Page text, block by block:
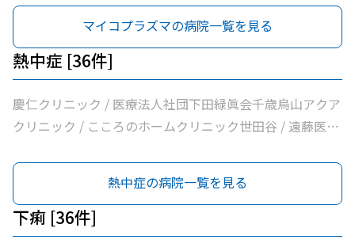
清孝会田村クリニック / 香川内科クリニック / 大賀内科ク
リニック / 上祖師谷かたらいクリニック / 医療法人社団親
樹会恵泉クリニック / ちとせ台内科クリニック
千歳烏山駅前いたがき内科クリニック内科・消化器内科・
内視鏡内科・肛門内科 / 世田谷調布大友内科リウマチ科千
歳烏山院 / 烏山クリニック / 医療法人社団はなまる会烏山
はなクリニック / 医療法人社団下田緑眞会世田谷北部クリ
ニック / 医療法人社団親樹会恵泉第二クリニック / 烏山慶
友整形外科・内科総合クリニック / 医療法人社団広田内科
ク / ヒロクリニック / 南烏山クリニック / Ｋメディカルク
リニック / 医療法人社団リバイブ吉野クリニック / しまだ
クリニック / 千歳烏山駅前内科・糖尿病クリニック / ヨシ
ダ消化器内科クリニック / 医療法人社団永研会ちとせクリ
マイコプラズマの病院一覧を見る
熱中症 [36件]
慶仁クリニック / 医療法人社団下田緑眞会千歳烏山アクア
クリニック / こころのホームクリニック世田谷 / 遠藤医院
千歳烏山駅前いたがき内科クリニック内科・消化器内科・
内視鏡内科・肛門内科 / 世田谷調布大友内科リウマチ科千
歳烏山院 / 烏山クリニック / 医療法人社団はなまる会烏山
はなクリニック / 医療法人社団下田緑眞会世田谷北部クリ
熱中症の病院一覧を見る
下痢 [36件]